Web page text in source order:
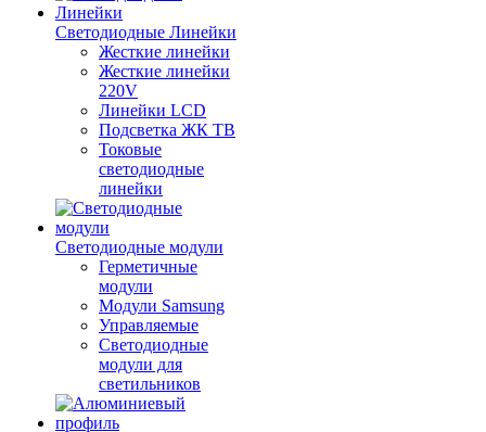
Светодиодные Линейки
Жесткие линейки
Жесткие линейки
220V
Линейки LCD
Подсветка ЖК ТВ
Токовые
светодиодные
линейки
Светодиодные модули
Герметичные
модули
Модули Samsung
Управляемые
Светодиодные
модули для
светильников